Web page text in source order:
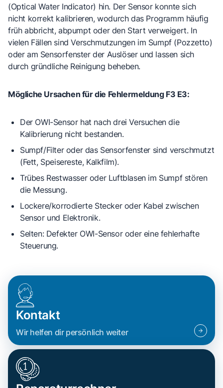
(Optical Water Indicator) hin. Der Sensor konnte sich
nicht korrekt kalibrieren, wodurch das Programm häufig
früh abbricht, abpumpt oder den Start verweigert. In
vielen Fällen sind Verschmutzungen im Sumpf (Pozzetto)
oder am Sensorfenster der Auslöser und lassen sich
durch gründliche Reinigung beheben.
Mögliche Ursachen für die Fehlermeldung F3 E3:
Der OWI-Sensor hat nach drei Versuchen die
Kalibrierung nicht bestanden.
Sumpf/Filter oder das Sensorfenster sind verschmutzt
(Fett, Speisereste, Kalkfilm).
Trübes Restwasser oder Luftblasen im Sumpf stören
die Messung.
Lockere/korrodierte Stecker oder Kabel zwischen
Sensor und Elektronik.
Selten: Defekter OWI-Sensor oder eine fehlerhafte
Steuerung.
Kontakt
Wir helfen dir persönlich weiter